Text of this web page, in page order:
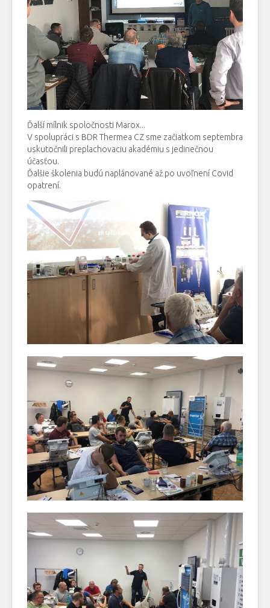
Ďalší mílnik spoločnosti Marox...
V spolupráci s BDR Thermea CZ sme začiatkom septembra
uskutočnili preplachovaciu akadémiu s jedinečnou
účasťou.
Ďalšie školenia budú naplánované až po uvoľnení Covid
opatrení.